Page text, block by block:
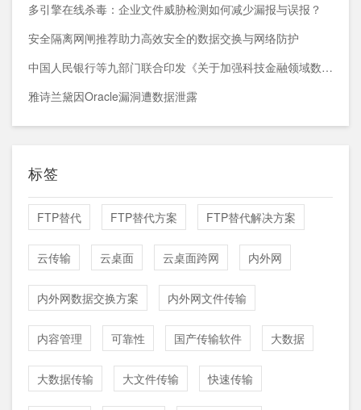
多引擎在线杀毒：企业文件威胁检测如何减少漏报与误报？
安全隔离网闸推荐助力高效安全的数据交换与网络防护
中国人民银行等九部门联合印发《关于加强科技金融领域数据开发利用的通知》
雅诗兰黛因Oracle漏洞遭数据泄露
标签
FTP替代 FTP替代方案 FTP替代解决方案
云传输 云桌面 云桌面跨网 内外网
内外网数据交换方案 内外网文件传输
内容管理 可靠性 国产传输软件 大数据
大数据传输 大文件传输 快速传输